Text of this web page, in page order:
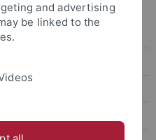
and advertising
be linked to the